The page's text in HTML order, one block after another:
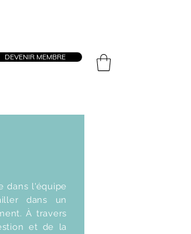
DEVENIR MEMBRE
dans l'équipe
dans un
À travers
et de la